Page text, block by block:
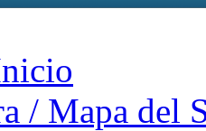
/ Mapa del